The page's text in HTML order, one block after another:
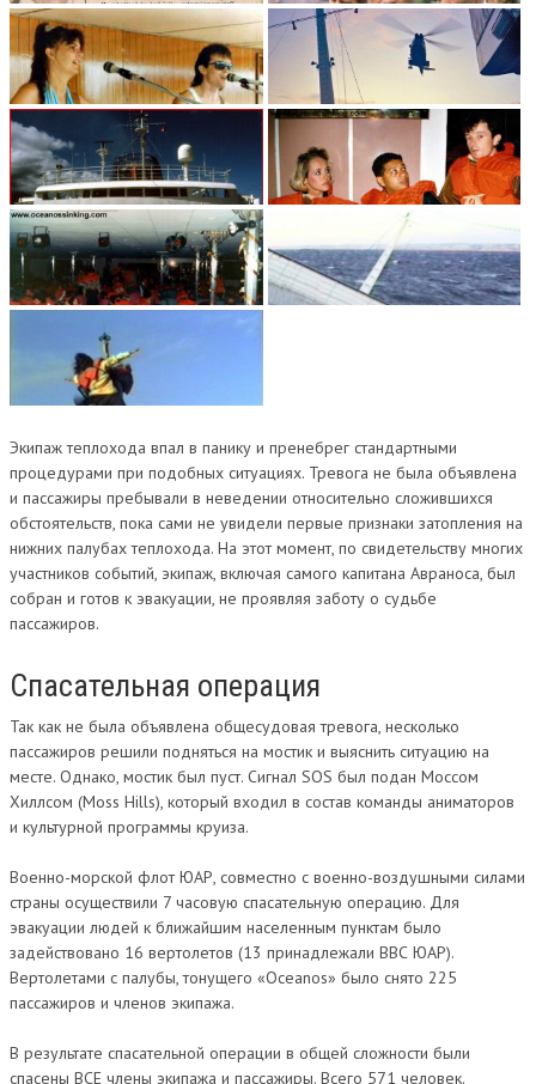
Экипаж теплохода впал в панику и пренебрег стандартными
процедурами при подобных ситуациях. Тревога не была объявлена
и пассажиры пребывали в неведении относительно сложившихся
обстоятельств, пока сами не увидели первые признаки затопления на
нижних палубах теплохода. На этот момент, по свидетельству многих
участников событий, экипаж, включая самого капитана Авраноса, был
собран и готов к эвакуации, не проявляя заботу о судьбе
пассажиров.
Спасательная операция
Так как не была объявлена общесудовая тревога, несколько
пассажиров решили подняться на мостик и выяснить ситуацию на
месте. Однако, мостик был пуст. Сигнал SOS был подан Моссом
Хиллсом (Moss Hills), который входил в состав команды аниматоров
и культурной программы круиза.
Военно-морской флот ЮАР, совместно с военно-воздушными силами
страны осуществили 7 часовую спасательную операцию. Для
эвакуации людей к ближайшим населенным пунктам было
задействовано 16 вертолетов (13 принадлежали ВВС ЮАР).
Вертолетами с палубы, тонущего «Oceanos» было снято 225
пассажиров и членов экипажа.
В результате спасательной операции в общей сложности были
спасены ВСЕ члены экипажа и пассажиры. Всего 571 человек.